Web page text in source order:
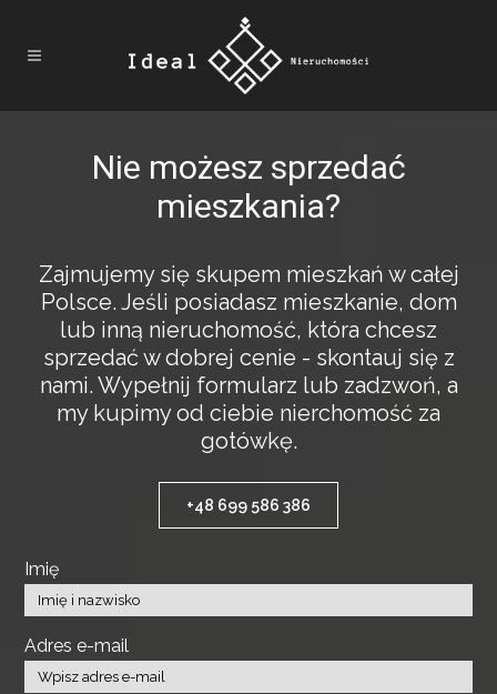
Nie możesz sprzedać
mieszkania?
Zajmujemy się skupem mieszkań w całej
Polsce. Jeśli posiadasz mieszkanie, dom
lub inną nieruchomość, która chcesz
sprzedać w dobrej cenie - skontauj się z
nami. Wypełnij formularz lub zadzwoń, a
my kupimy od ciebie nierchomość za
gotówkę.
+48 699 586 386
Imię
Adres e-mail